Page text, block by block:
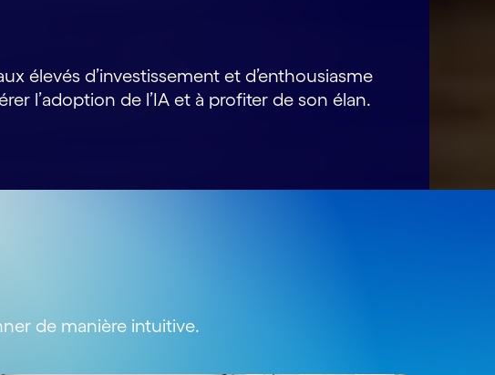
élevés d’investissement et d’enthousiasme
l’adoption de l’IA et à profiter de son élan.
de manière intuitive.